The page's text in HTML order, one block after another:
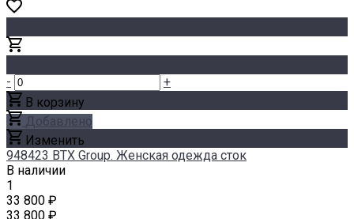
-
+
В корзину
Добавлено
Изменить
948423 BTX Group. Женская одежда сток
В наличии
1
33 800 ₽
33 800 ₽